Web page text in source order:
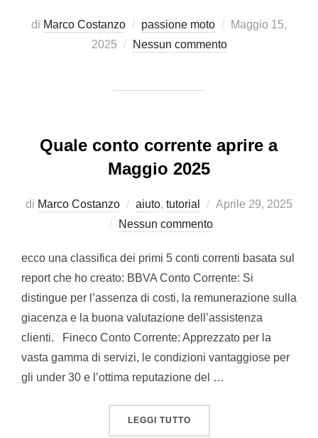
di Marco Costanzo passione moto
Pubblicato
Maggio 15,
2025
Nessun commento
Quale conto corrente aprire a
Maggio 2025
di Marco Costanzo aiuto, tutorial
Pubblicato
Aprile 29, 2025
Nessun commento
ecco una classifica dei primi 5 conti correnti basata sul
report che ho creato: BBVA Conto Corrente: Si
distingue per l’assenza di costi, la remunerazione sulla
giacenza e la buona valutazione dell’assistenza
clienti. Fineco Conto Corrente: Apprezzato per la
vasta gamma di servizi, le condizioni vantaggiose per
gli under 30 e l’ottima reputazione del …
LEGGI TUTTO“QUALE CONTO